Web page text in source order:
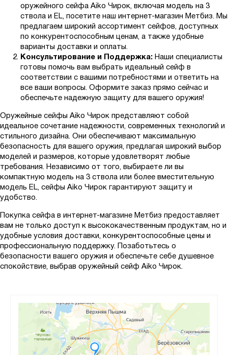
оружейного сейфа Aiko Чирок, включая модель на 3
ствола и EL, посетите наш интернет-магазин Метбиз. Мы
предлагаем широкий ассортимент сейфов, доступных
по конкурентоспособным ценам, а также удобные
варианты доставки и оплаты.
Консультирование и Поддержка: Наши специалисты
готовы помочь вам выбрать идеальный сейф в
соответствии с вашими потребностями и ответить на
все ваши вопросы. Оформите заказ прямо сейчас и
обеспечьте надежную защиту для вашего оружия!
Оружейные сейфы Aiko Чирок представляют собой
идеальное сочетание надежности, современных технологий и
стильного дизайна. Они обеспечивают максимальную
безопасность для вашего оружия, предлагая широкий выбор
моделей и размеров, которые удовлетворят любые
требования. Независимо от того, выбираете ли вы
компактную модель на 3 ствола или более вместительную
модель EL, сейфы Aiko Чирок гарантируют защиту и
удобство.
Покупка сейфа в интернет-магазине Метбиз предоставляет
вам не только доступ к высококачественным продуктам, но и
удобные условия доставки, конкурентоспособные цены и
профессиональную поддержку. Позаботьтесь о
безопасности вашего оружия и обеспечьте себе душевное
спокойствие, выбрав оружейный сейф Aiko Чирок.